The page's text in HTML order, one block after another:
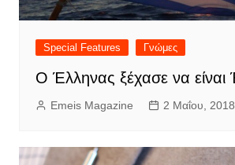
Special Features Γνώμες
Ο Έλληνας ξέχασε να είναι
Emeis Magazine 2 Μαΐου, 2018